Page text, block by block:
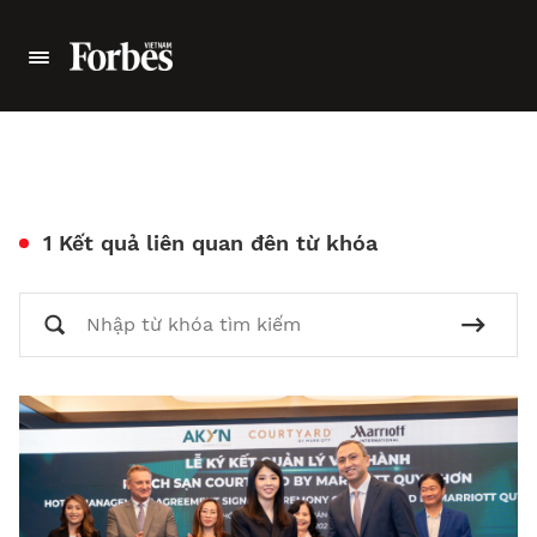
1 Kết quả liên quan đên từ khóa